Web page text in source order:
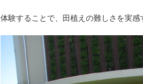
体験することで、田植えの難しさを実感